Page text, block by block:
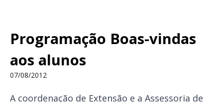
Programação Boas-vindas
aos alunos
07/08/2012
A coordenação de Extensão e a Assessoria de